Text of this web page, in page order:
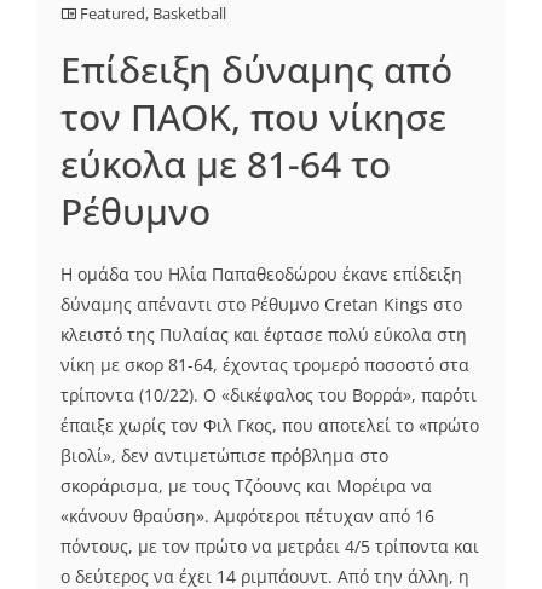
Featured, Basketball
Επίδειξη δύναμης από
τον ΠΑΟΚ, που νίκησε
εύκολα με 81-64 το
Ρέθυμνο
Η ομάδα του Ηλία Παπαθεοδώρου έκανε επίδειξη
δύναμης απέναντι στο Ρέθυμνο Cretan Kings στο
κλειστό της Πυλαίας και έφτασε πολύ εύκολα στη
νίκη με σκορ 81-64, έχοντας τρομερό ποσοστό στα
τρίποντα (10/22). Ο «δικέφαλος του Βορρά», παρότι
έπαιξε χωρίς τον Φιλ Γκος, που αποτελεί το «πρώτο
βιολί», δεν αντιμετώπισε πρόβλημα στο
σκοράρισμα, με τους Τζόουνς και Μορέιρα να
«κάνουν θραύση». Αμφότεροι πέτυχαν από 16
πόντους, με τον πρώτο να μετράει 4/5 τρίποντα και
ο δεύτερος να έχει 14 ριμπάουντ. Από την άλλη, η